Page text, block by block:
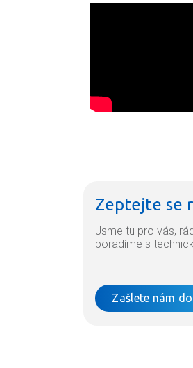
Zeptejte se
Jsme tu pro vás,
poradíme s
Zašlete nám